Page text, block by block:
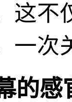
这不
一次
的感